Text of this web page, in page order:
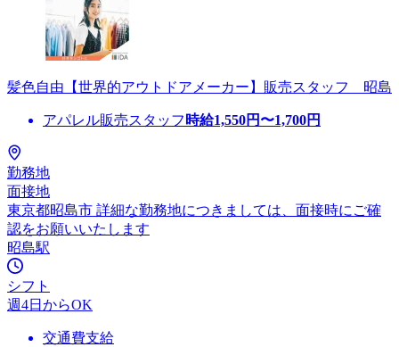
髪色自由【世界的アウトドアメーカー】販売スタッフ 昭島
アパレル販売スタッフ 時給1,550円〜1,700円
勤務地
面接地
東京都昭島市 詳細な勤務地につきましては、面接時にご確
認をお願いいたします
昭島駅
シフト
週4日からOK
交通費支給